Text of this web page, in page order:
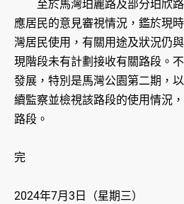
至於馬灣珀麗路及部分珀欣路
應居民的意見審視情況，鑑於現
灣居民使用，有關用途及狀況仍
現階段未有計劃接收有關路段。
發展，特別是馬灣公園第二期，
續監察並檢視該路段的使用情況
路段。
完
2024年7月3日（星期三）